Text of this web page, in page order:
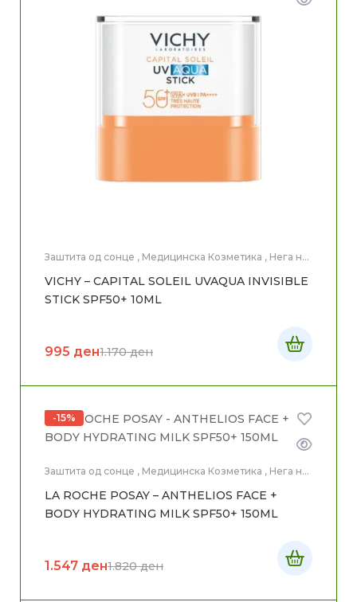
Заштита од сонце , Медицинска Козметика , Нега на
VICHY – CAPITAL SOLEIL UVAQUA INVISIBLE
STICK SPF50+ 10ML
1.170ден
995 ден
-15%
Заштита од сонце , Медицинска Козметика , Нега на
LA ROCHE POSAY – ANTHELIOS FACE +
BODY HYDRATING MILK SPF50+ 150ML
1.820ден
1.547 ден